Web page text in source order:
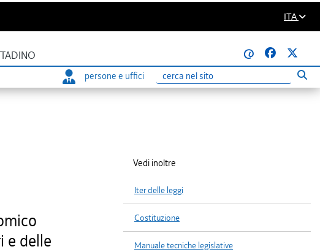
ITA
@
persone e uffici
Ricerca
e delle
Vedi inoltre
Iter delle leggi
Costituzione
Manuale tecniche legislative